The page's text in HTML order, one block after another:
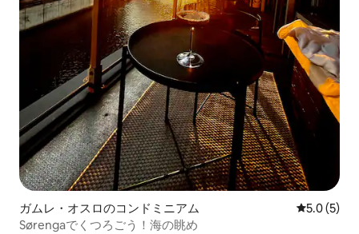
ガムレ・オスロのコンドミニアム レビュー5
5.0 (5)
Sørengaでくつろごう！海の眺め